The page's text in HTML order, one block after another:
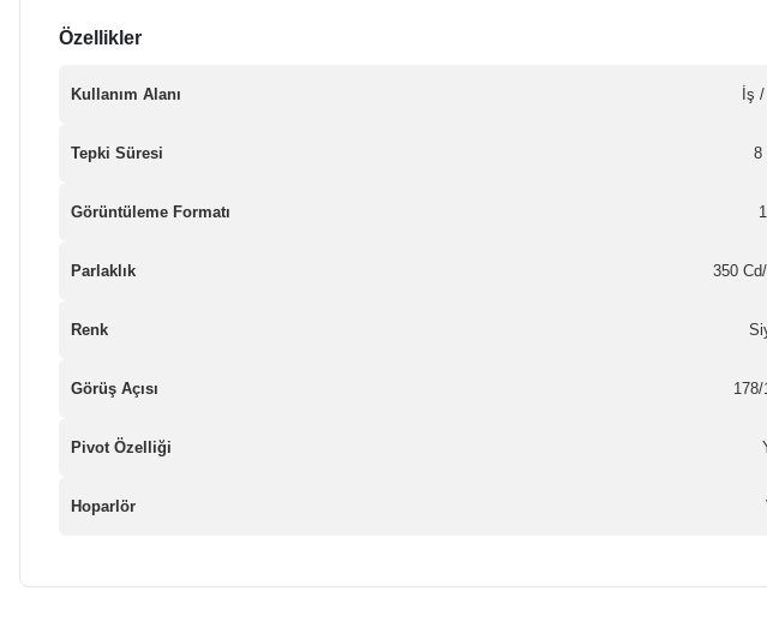
Özellikler
Kullanım Alanı İş
Tepki Süresi 8
Görüntüleme Formatı
Parlaklık 350
Renk
Görüş Açısı 178/
Pivot Özelliği
Hoparlör